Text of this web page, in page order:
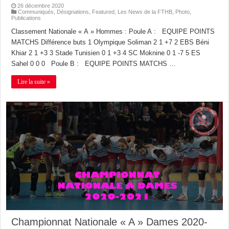
26 décembre 2020
Communiqués
Désignations Featured Les News de la FTHB Photo
Publications
Classement Nationale « A » Hommes : Poule A : EQUIPE POINTS
MATCHS Différence buts 1 Olympique Soliman 2 1 +7 2 EBS Béni
Khiar 2 1 +3 3 Stade Tunisien 0 1 +3 4 SC Moknine 0 1 -7 5 ES
Sahel 0 0 0 Poule B : EQUIPE POINTS MATCHS …
Lire la suite »
Championnat Nationale « A » Dames 2020-